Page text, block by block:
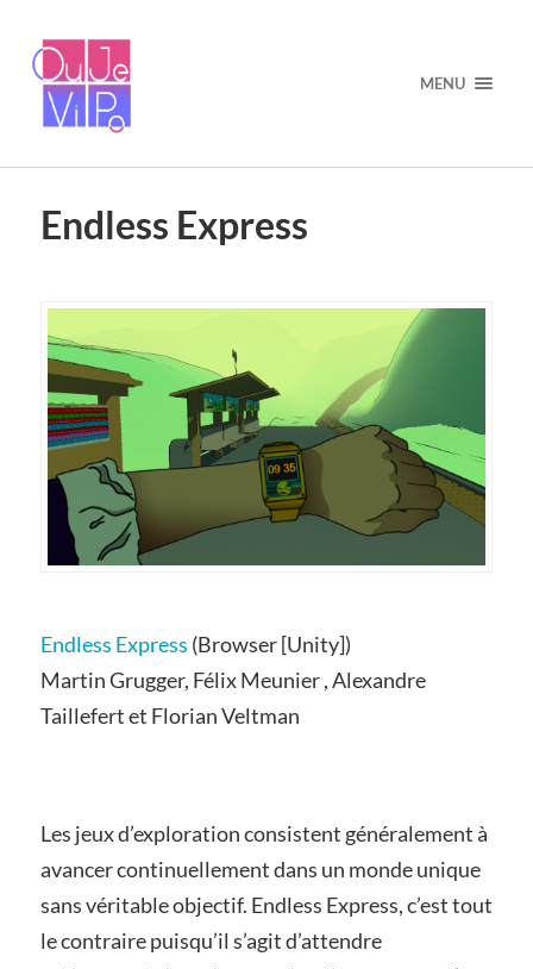
MENU
Endless Express
Endless Express (Browser [Unity])
Martin Grugger, Félix Meunier , Alexandre
Taillefert et Florian Veltman
Les jeux d’exploration consistent généralement à
avancer continuellement dans un monde unique
sans véritable objectif. Endless Express, c’est tout
le contraire puisqu’il s’agit d’attendre